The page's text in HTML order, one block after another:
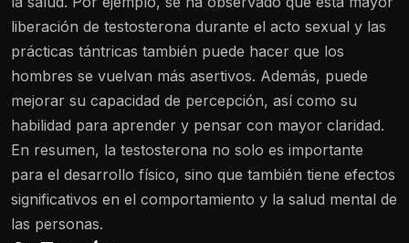
liberación de testosterona durante el acto sexual y las
prácticas tántricas también puede hacer que los
hombres se vuelvan más asertivos. Además, puede
mejorar su capacidad de percepción, así como su
habilidad para aprender y pensar con mayor claridad.
En resumen, la testosterona no solo es importante
para el desarrollo físico, sino que también tiene efectos
significativos en el comportamiento y la salud mental de
las personas.